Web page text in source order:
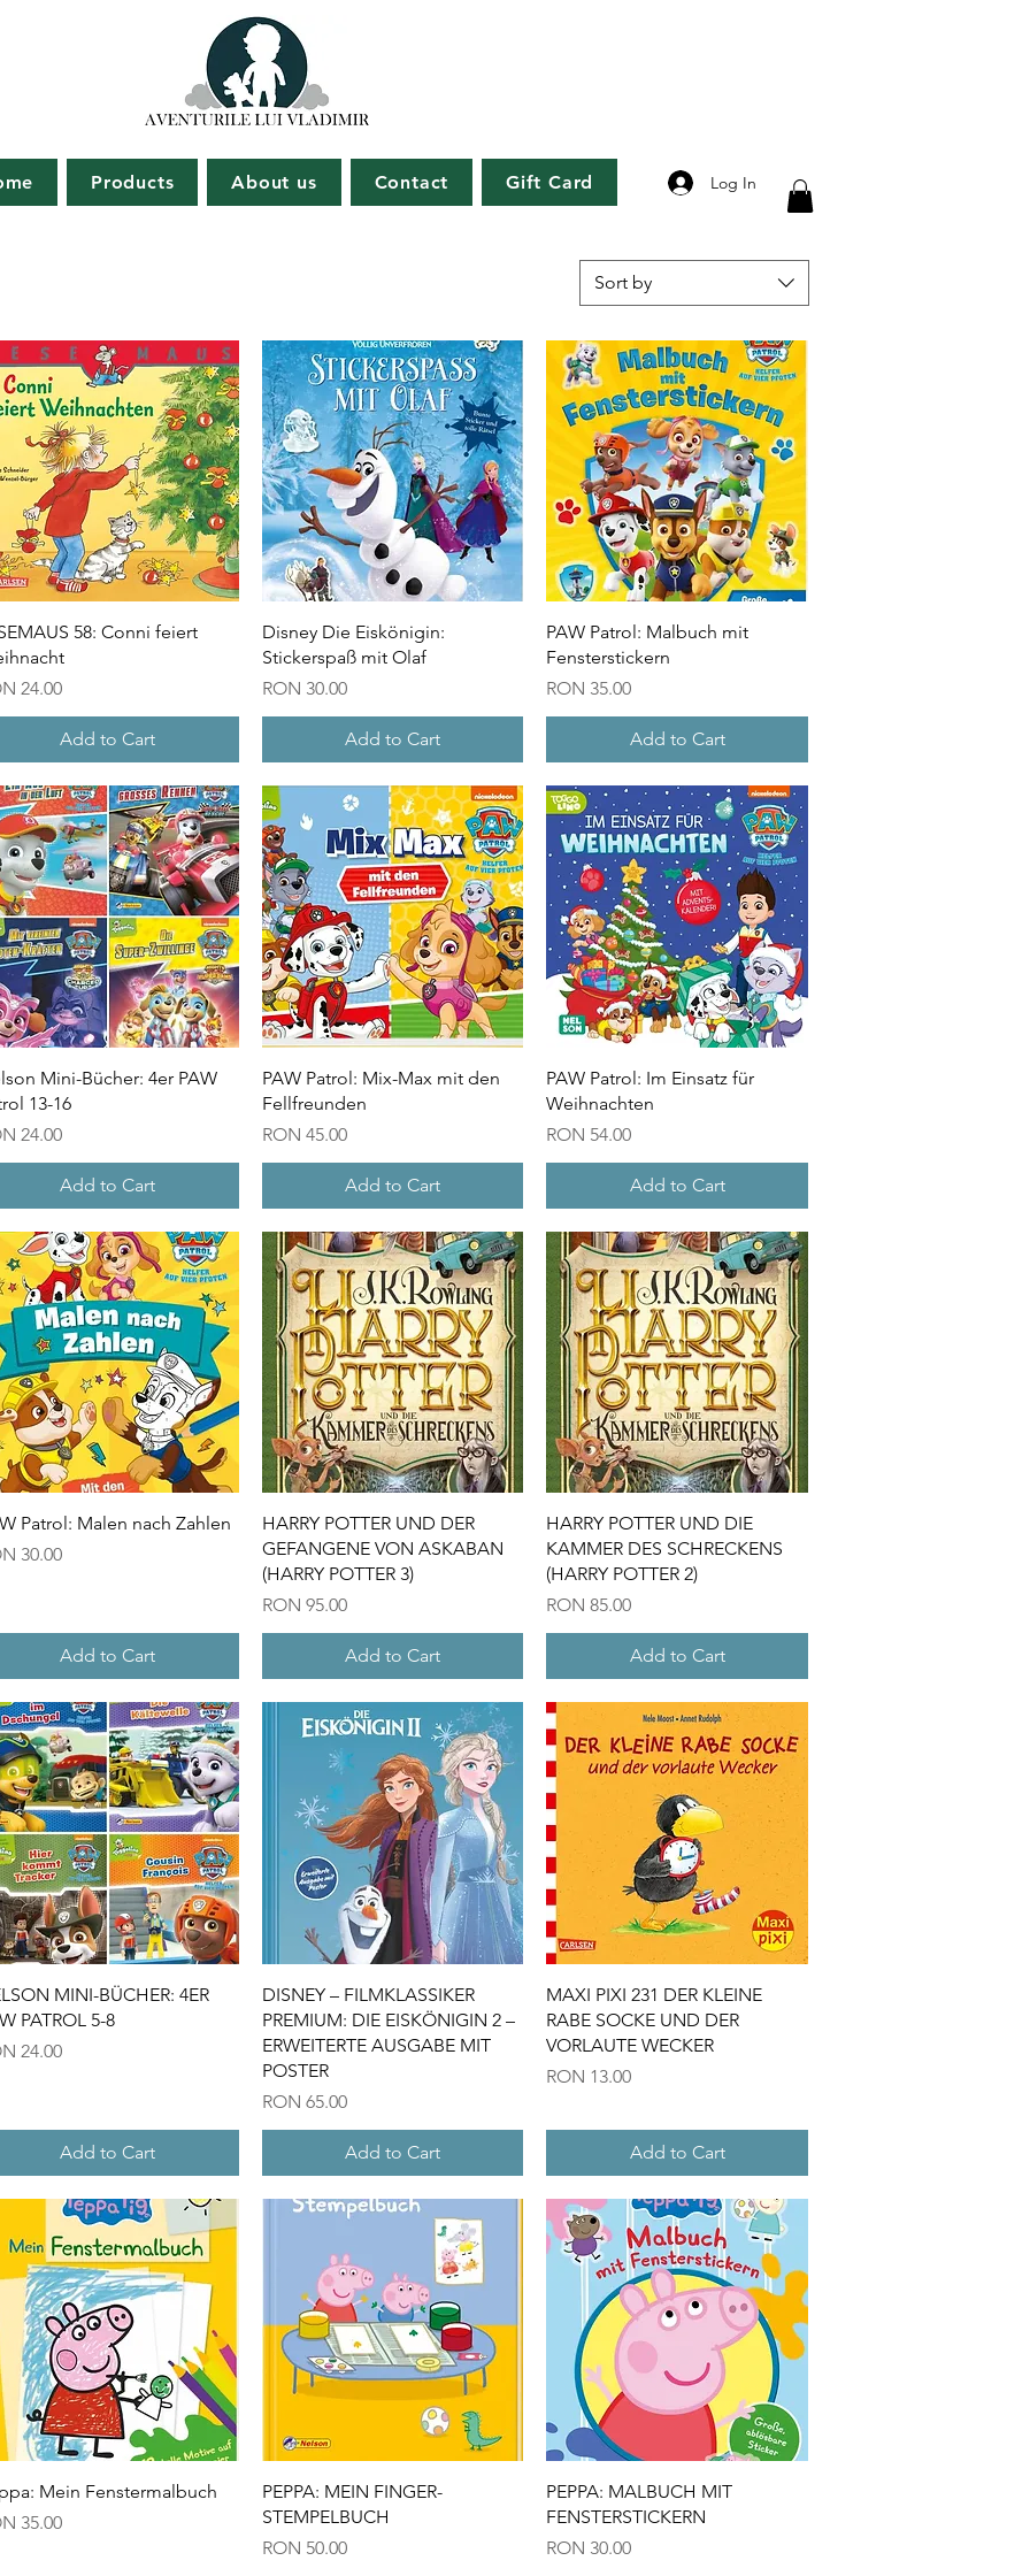
Products About us Contact Gift Card Log In
Sort by
Quick View
58: Conni feiert
24.00
Add to Cart
Quick View
Disney Die Eiskönigin:
Stickerspaß mit Olaf
Price
RON 30.00
Add to Cart
Quick View
PAW Patrol: Malbuch mit
Fensterstickern
Price
RON 35.00
Add to Cart
Quick View
Mini-Bücher: 4er PAW
13-16
24.00
Add to Cart
Quick View
PAW Patrol: Mix-Max mit den
Fellfreunden
Price
RON 45.00
Add to Cart
Quick View
PAW Patrol: Im Einsatz für
Weihnachten
Price
RON 54.00
Add to Cart
Quick View
Patrol: Malen nach Zahlen
30.00
Add to Cart
Quick View
HARRY POTTER UND DER
GEFANGENE VON ASKABAN
(HARRY POTTER 3)
Price
RON 95.00
Add to Cart
Quick View
HARRY POTTER UND DIE
KAMMER DES SCHRECKENS
(HARRY POTTER 2)
Price
RON 85.00
Add to Cart
Quick View
MINI-BÜCHER: 4ER
PATROL 5-8
24.00
Add to Cart
Quick View
DISNEY – FILMKLASSIKER
PREMIUM: DIE EISKÖNIGIN 2 –
ERWEITERTE AUSGABE MIT
POSTER
Price
RON 65.00
Add to Cart
Quick View
MAXI PIXI 231 DER KLEINE
RABE SOCKE UND DER
VORLAUTE WECKER
Price
RON 13.00
Add to Cart
Quick View
Mein Fenstermalbuch
35.00
Quick View
PEPPA: MEIN FINGER-
STEMPELBUCH
Price
RON 50.00
Quick View
PEPPA: MALBUCH MIT
FENSTERSTICKERN
Price
RON 30.00